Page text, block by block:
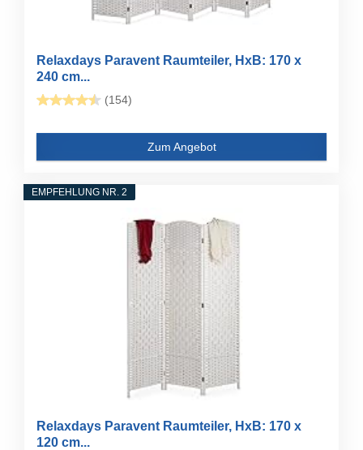
Relaxdays Paravent Raumteiler, HxB: 170 x
240 cm...
(154)
Zum Angebot
EMPFEHLUNG NR. 2
Relaxdays Paravent Raumteiler, HxB: 170 x
120 cm...